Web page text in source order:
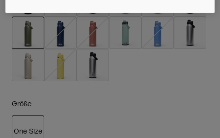
ausgewählt
Größe
One Size